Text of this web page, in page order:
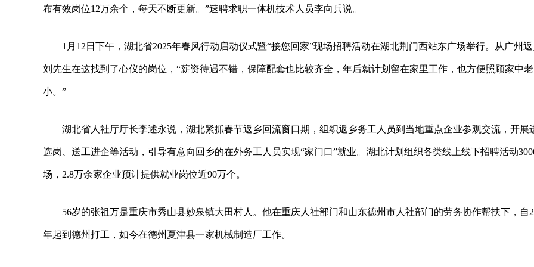
布有效岗位12万余个，每天不断更新。”速聘求职一体机技术人员李向兵说。
1月12日下午，湖北省2025年春风行动启动仪式暨“接您回家”现场招聘活动在湖北荆门西站东广场举行。从广州
刘先生在这找到了心仪的岗位，“薪资待遇不错，保障配套也比较齐全，年后就计划留在家里工作，也方便照顾家中老
小。”
湖北省人社厅厅长李述永说，湖北紧抓春节返乡回流窗口期，组织返乡务工人员到当地重点企业参观交流，开展
选岗、送工进企等活动，引导有意向回乡的在外务工人员实现“家门口”就业。湖北计划组织各类线上线下招聘活动
场，2.8万余家企业预计提供就业岗位近90万个。
56岁的张祖万是重庆市秀山县妙泉镇大田村人。他在重庆人社部门和山东德州市人社部门的劳务协作帮扶下，自
年起到德州打工，如今在德州夏津县一家机械制造厂工作。